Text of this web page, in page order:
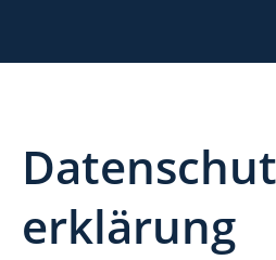
erklärung